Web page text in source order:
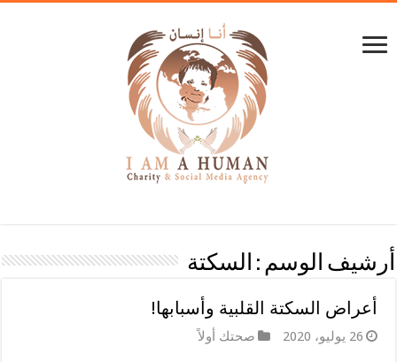
أرشيف الوسم : السكتة
أعراض السكتة القلبية وأسبابها!
26 يوليو، 2020 صحتك أولاً